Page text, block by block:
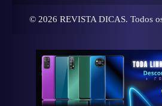
© 2026 REVISTA DICAS. Todos